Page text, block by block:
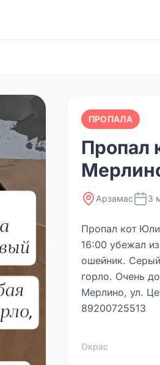
ПРОПАЛА
Пропал
Арзамас 3
Пропал кот
16:00 убежал
ошейник.
горло. Очень
Мерлино, ул.
89200725513
Окрас